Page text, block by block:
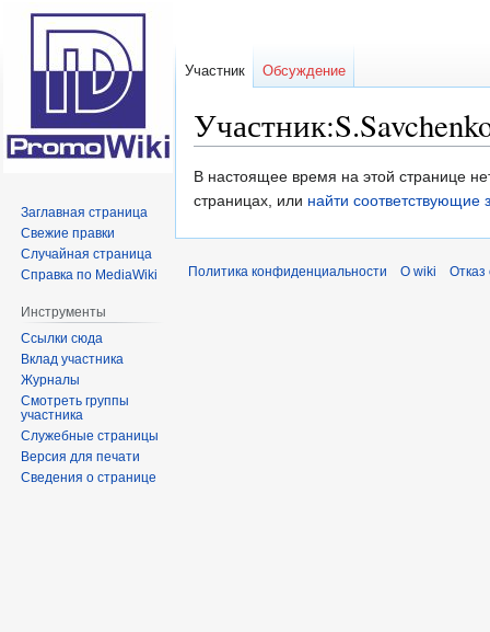
Перейти
к
Перейти
к
В настоящее время на этой странице
страницах, или найти соответствующие
Участник Обсуждение
Заглавная страница
Свежие правки
Случайная страница
Справка по MediaWiki
Инструменты
Ссылки сюда
Вклад участника
Журналы
Смотреть группы
участника
Служебные страницы
Версия для печати
Сведения о странице
Политика конфиденциальности О wiki Отказ